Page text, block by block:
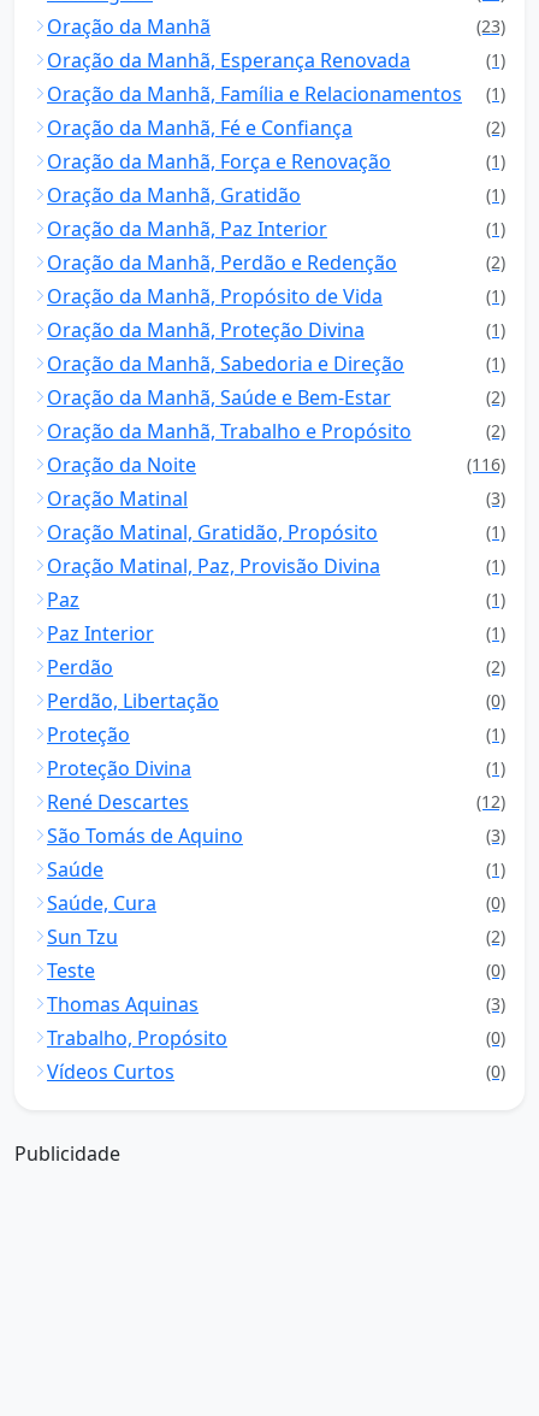
Oração da Manhã (23)
Oração da Manhã, Esperança Renovada (1)
Oração da Manhã, Família e Relacionamentos (1)
Oração da Manhã, Fé e Confiança (2)
Oração da Manhã, Força e Renovação (1)
Oração da Manhã, Gratidão (1)
Oração da Manhã, Paz Interior (1)
Oração da Manhã, Perdão e Redenção (2)
Oração da Manhã, Propósito de Vida (1)
Oração da Manhã, Proteção Divina (1)
Oração da Manhã, Sabedoria e Direção (1)
Oração da Manhã, Saúde e Bem-Estar (2)
Oração da Manhã, Trabalho e Propósito (2)
Oração da Noite (116)
Oração Matinal (3)
Oração Matinal, Gratidão, Propósito (1)
Oração Matinal, Paz, Provisão Divina (1)
Paz (1)
Paz Interior (1)
Perdão (2)
Perdão, Libertação (0)
Proteção (1)
Proteção Divina (1)
René Descartes (12)
São Tomás de Aquino (3)
Saúde (1)
Saúde, Cura (0)
Sun Tzu (2)
Teste (0)
Thomas Aquinas (3)
Trabalho, Propósito (0)
Vídeos Curtos (0)
Publicidade